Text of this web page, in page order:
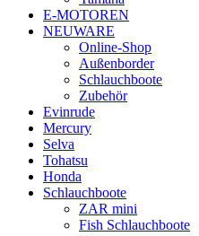
E-MOTOREN
NEUWARE
Online-Shop
Außenborder
Schlauchboote
Zubehör
Evinrude
Mercury
Selva
Tohatsu
Honda
Schlauchboote
ZAR mini
Fish Schlauchboote